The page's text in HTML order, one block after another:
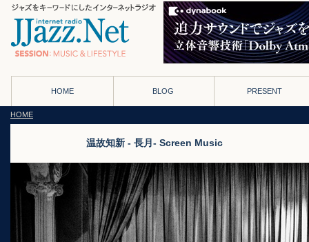
HOME BLOG PRESENT
HOME
温故知新 - 長月- Screen Music